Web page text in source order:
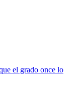
el grado once lo